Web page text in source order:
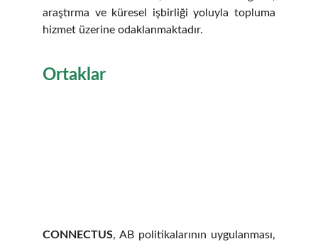
araştırma ve küresel işbirliği yoluyla topluma
hizmet üzerine odaklanmaktadır.
CONNECTUS, AB politikalarının uygulanması,
Ortaklar